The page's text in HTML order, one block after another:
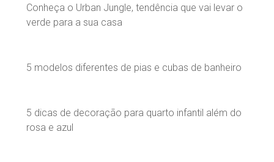
Conheça o Urban Jungle, tendência que vai levar o
verde para a sua casa
5 modelos diferentes de pias e cubas de banheiro
5 dicas de decoração para quarto infantil além do
rosa e azul